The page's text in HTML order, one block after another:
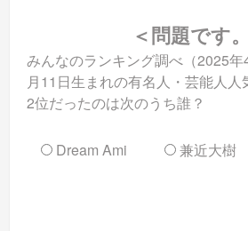
＜問題です
みんなのランキング調べ（2025
月11日生まれの有名人・芸能人人
2位だったのは次のうち誰？
Dream Ami 兼近大樹